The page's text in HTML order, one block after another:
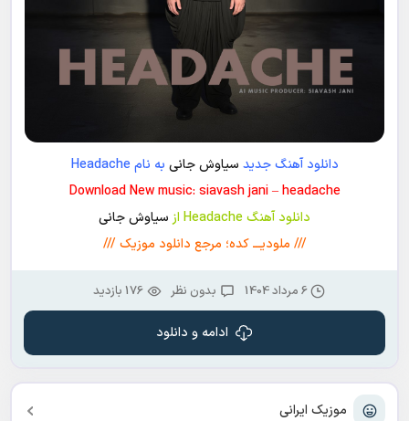
موزیک ایرانی
دانلود آهنگ جدید سیاوش جانی به نام Headache
Download New music: siavash jani – headache
دانلود آهنگ Headache از
سیاوش جانی
/// ملودیـــ کده؛ مرجع دانلود موزیک ///
6 مرداد 1404 بدون نظر 176 بازدید
ادامه و دانلود